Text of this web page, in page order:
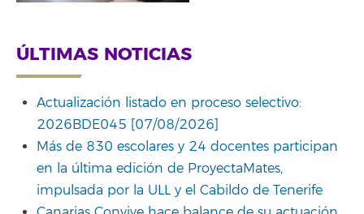
ÚLTIMAS NOTICIAS
Actualización listado en proceso selectivo:
2026BDE045 [07/08/2026]
Más de 830 escolares y 24 docentes participan
en la última edición de ProyectaMates,
impulsada por la ULL y el Cabildo de Tenerife